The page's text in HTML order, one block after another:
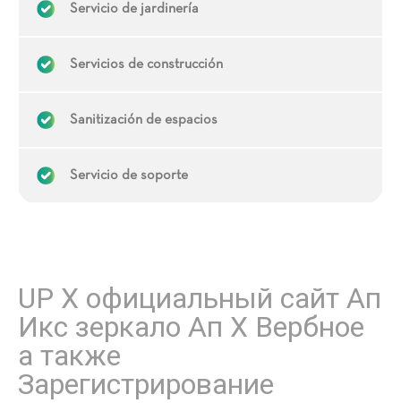
Servicio de jardinería
Servicios de construcción
Sanitización de espacios
Servicio de soporte
UP X официальный сайт Ап
Икс зеркало Ап Х Вербное
а также
Зарегистрирование